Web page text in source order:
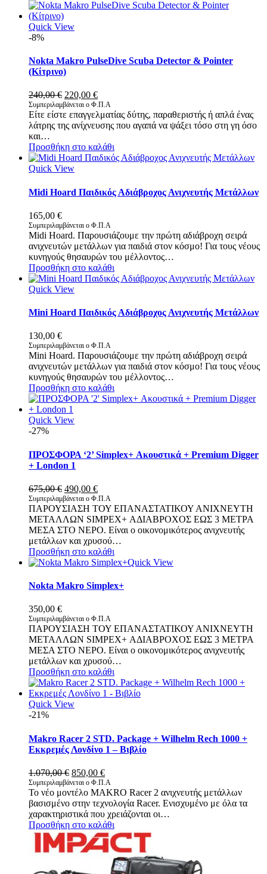
Quick View
-8%
Nokta Makro PulseDive Scuba Detector & Pointer
(Κίτρινο)
240,00€ Original
price
was:
240,00 €.
220,00 €Η
τρέχουσα
τιμή
είναι:
Συμπεριλαμβάνεται ο Φ.Π.Α
Είτε είστε επαγγελματίας δύτης, παραθεριστής ή απλά ένας
λάτρης της ανίχνευσης που αγαπά να ψάξει τόσο στη γη όσο
και…
Προσθήκη στο καλάθι
Quick View
Midi Hoard Παιδικός Αδιάβροχος Ανιχνευτής Μετάλλων
165,00 €
Συμπεριλαμβάνεται ο Φ.Π.Α
Midi Hoard. Παρουσιάζουμε την πρώτη αδιάβροχη σειρά
ανιχνευτών μετάλλων για παιδιά στον κόσμο! Για τους νέους
κυνηγούς θησαυρών του μέλλοντος…
Προσθήκη στο καλάθι
Quick View
Mini Hoard Παιδικός Αδιάβροχος Ανιχνευτής Μετάλλων
130,00 €
Συμπεριλαμβάνεται ο Φ.Π.Α
Mini Hoard. Παρουσιάζουμε την πρώτη αδιάβροχη σειρά
ανιχνευτών μετάλλων για παιδιά στον κόσμο! Για τους νέους
κυνηγούς θησαυρών του μέλλοντος…
Προσθήκη στο καλάθι
Quick View
-27%
ΠΡΟΣΦΟΡΑ ‘2’ Simplex+ Ακουστικά + Premium Digger
+ London 1
675,00€ Original
price
was:
675,00 €.
490,00 €Η
τρέχουσα
τιμή
είναι:
490,00 €.
Συμπεριλαμβάνεται ο Φ.Π.Α
ΠΑΡΟΥΣΙΑΣΗ ΤΟΥ ΕΠΑΝΑΣΤΑΤΙΚΟΥ ΑΝΙΧΝΕΥΤΗ
ΜΕΤΑΛΛΩΝ SIMPEX+ ΑΔΙΑΒΡΟΧΟΣ ΕΩΣ 3 ΜΕΤΡΑ
ΜΕΣΑ ΣΤΟ ΝΕΡΟ. Είναι ο οικονομικότερος ανιχνευτής
μετάλλων και χρυσού…
Προσθήκη στο καλάθι
Quick View
Nokta Makro Simplex+
350,00 €
Συμπεριλαμβάνεται ο Φ.Π.Α
ΠΑΡΟΥΣΙΑΣΗ ΤΟΥ ΕΠΑΝΑΣΤΑΤΙΚΟΥ ΑΝΙΧΝΕΥΤΗ
ΜΕΤΑΛΛΩΝ SIMPEX+ ΑΔΙΑΒΡΟΧΟΣ ΕΩΣ 3 ΜΕΤΡΑ
ΜΕΣΑ ΣΤΟ ΝΕΡΟ. Είναι ο οικονομικότερος ανιχνευτής
μετάλλων και χρυσού…
Προσθήκη στο καλάθι
Quick View
-21%
Makro Racer 2 STD. Package + Wilhelm Rech 1000 +
Εκκρεμές Λονδίνο 1 – Βιβλίο
1.070,00€ Original
price
was:
1.070,00 €.
850,00 €Η
τρέχουσα
τιμή
είναι:
850,00 €.
Συμπεριλαμβάνεται ο Φ.Π.Α
Το νέο μοντέλο MAKRO Racer 2 ανιχνευτής μετάλλων
βασισμένο στην τεχνολογία Racer. Ενισχυμένο με όλα τα
χαρακτηριστικά που χρειάζονται οι…
Προσθήκη στο καλάθι